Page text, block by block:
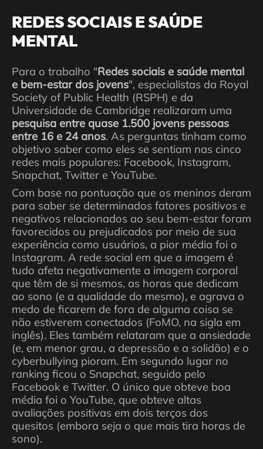
REDES SOCIAIS E SAÚDE
MENTAL
Para o trabalho "Redes sociais e saúde mental
e bem-estar dos jovens", especialistas da Royal
Society of Public Health (RSPH) e da
Universidade de Cambridge realizaram uma
pesquisa entre quase 1.500 jovens pessoas
entre 16 e 24 anos. As perguntas tinham como
objetivo saber como eles se sentiam nas cinco
redes mais populares: Facebook, Instagram,
Snapchat, Twitter e YouTube.
Com base na pontuação que os meninos deram
para saber se determinados fatores positivos e
negativos relacionados ao seu bem-estar foram
favorecidos ou prejudicados por meio de sua
experiência como usuários, a pior média foi o
Instagram. A rede social em que a imagem é
tudo afeta negativamente a imagem corporal
que têm de si mesmos, as horas que dedicam
ao sono (e a qualidade do mesmo), e agrava o
medo de ficarem de fora de alguma coisa se
não estiverem conectados (FoMO, na sigla em
inglês). Eles também relataram que a ansiedade
(e, em menor grau, a depressão e a solidão) e o
cyberbullying pioram. Em segundo lugar no
ranking ficou o Snapchat, seguido pelo
Facebook e Twitter. O único que obteve boa
média foi o YouTube, que obteve altas
avaliações positivas em dois terços dos
quesitos (embora seja o que mais tira horas de
sono).